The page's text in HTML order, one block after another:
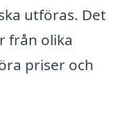
utföras. Det
från olika
priser och